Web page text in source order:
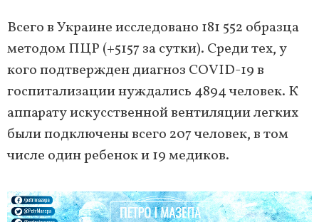
Всего в Украине исследовано 181 552 образца
методом ПЦР (+5157 за сутки). Среди тех, у
кого подтвержден диагноз COVID-19 в
госпитализации нуждались 4894 человек. К
аппарату искусственной вентиляции легких
были подключены всего 207 человек, в том
числе один ребенок и 19 медиков.